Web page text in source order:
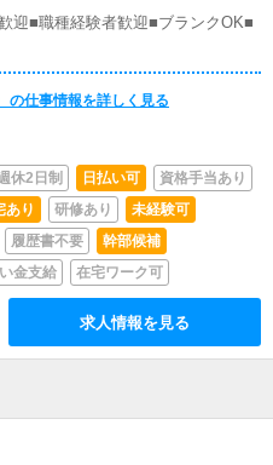
迎■職種経験者歓迎■ブランクOK■
の仕事情報を詳しく見る
休2日制 日払い可
資格手当あり
あり 研修あり
未経験可
履歴書不要
幹部候補
金支給 在宅ワーク可
求人情報を見る